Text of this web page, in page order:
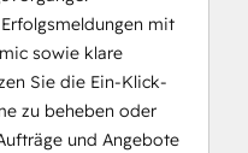
mit
sowie klare
Sie die Ein-Klick-
zu beheben oder
und Angebote